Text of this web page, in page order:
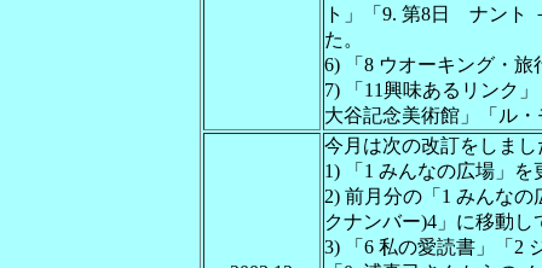
ト」「9. 第8日 ナント
た。
6) 「8 ウオーキング・
7) 「11興味あるリンク
大谷記念美術館」「ル
今月は次の改訂をしまし
1) 「1 みんなの広場」を
2) 前月分の「1 みんな
クナンバー)4」に移動し
3) 「6 私の愛読書」「2